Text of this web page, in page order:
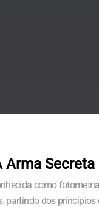
Arma
como
partindo dos